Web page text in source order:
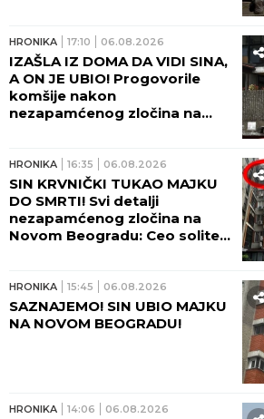
HRONIKA 17:10 06.08.2026
IZAŠLA IZ DOMA DA VIDI SINA,
A ON JE UBIO! Progovorile
komšije nakon
nezapamćenog zločina na
HRONIKA 16:35 06.08.2026
SIN KRVNIČKI TUKAO MAJKU
DO SMRTI! Svi detalji
nezapamćenog zločina na
Novom Beogradu: Ceo soliter
HRONIKA 15:45 06.08.2026
SAZNAJEMO! SIN UBIO MAJKU
NA NOVOM BEOGRADU!
HRONIKA 14:06 06.08.2026